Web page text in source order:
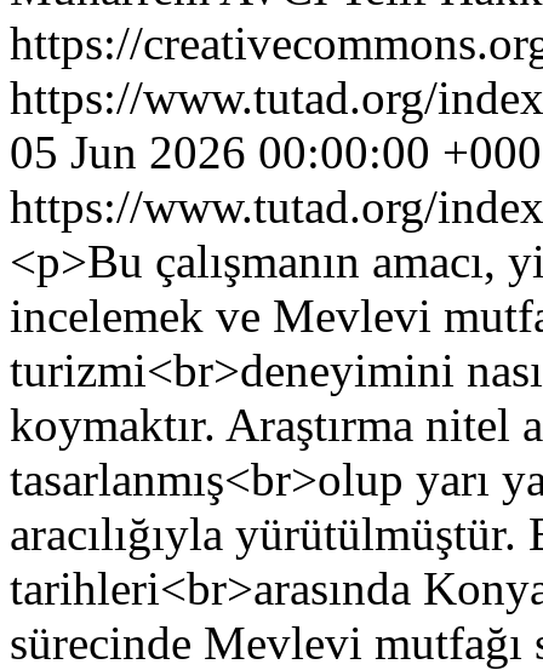
https://
https://www.tutad.org/
05 Jun 2026 00:00:00
https://www.tutad.org/
<p>Bu çalışmanın
incelemek ve Mevlevi
turizmi<br>deneyimini
koymaktır. Araştırma nitel
tasarlanmış<br>olup yarı
aracılığıyla
tarihleri<br>arasında
sürecinde Mevlevi mutfağı